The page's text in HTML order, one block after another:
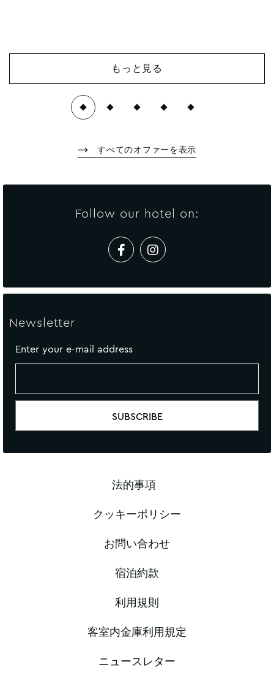
もっと見る
すべてのオファーを表示
Follow our hotel on:
Newsletter
Enter your e-mail address
法的事項
クッキーポリシー
お問い合わせ
宿泊約款
利用規則
客室内金庫利用規定
ニュースレター